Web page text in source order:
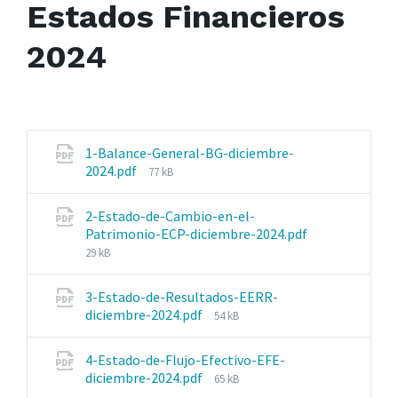
Estados Financieros
2024
1-Balance-General-BG-diciembre-
2024.pdf
File
77 kB
2-Estado-de-Cambio-en-el-
Patrimonio-ECP-diciembre-2024.pdf
File
29 kB
3-Estado-de-Resultados-EERR-
diciembre-2024.pdf
File
54 kB
4-Estado-de-Flujo-Efectivo-EFE-
diciembre-2024.pdf
File
65 kB